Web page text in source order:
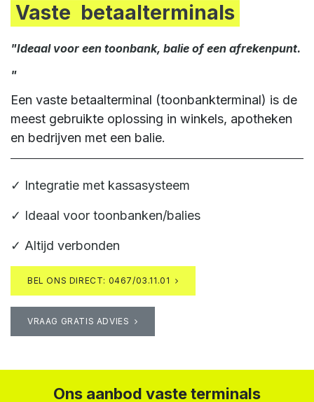
Vaste betaalterminals
"Ideaal voor een toonbank, balie of een afrekenpunt.
"
Een vaste betaalterminal (toonbankterminal) is de
meest gebruikte oplossing in winkels, apotheken
en bedrijven met een balie.
✓ Integratie met kassasysteem
✓ Ideaal voor toonbanken/balies
✓ Altijd verbonden
BEL ONS DIRECT: 0467/03.11.01
VRAAG GRATIS ADVIES
Ons aanbod vaste terminals